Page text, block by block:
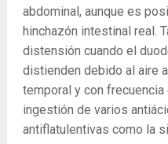
abdominal, aunque es
hinchazón intestinal real.
distensión cuando el
distienden debido al aire
temporal y con
ingestión de varios
antiflatulentivas como la